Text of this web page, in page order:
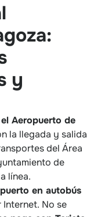
y
Aeropuerto de
la llegada y salida
del Área
de
línea.
en autobús
No se